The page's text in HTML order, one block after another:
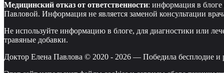
Медицинский отказ от ответственности: информация в
Павловой. Информация не является заменой консультации
Не используйте информацию в блоге, для диагностики или
травяные добавки.
Доктор Елена Павлова © 2020 - 2026 — Победила бесплодие и